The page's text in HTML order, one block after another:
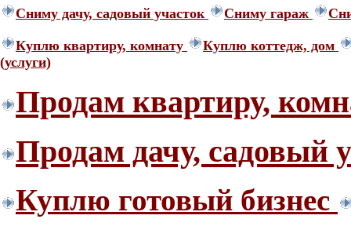
Сниму дачу, садовый участок Сниму гараж
Куплю квартиру, комнату
Куплю коттедж, дом
(услуги)
Продам квартиру,
Продам дачу, садовый
Куплю готовый бизнес